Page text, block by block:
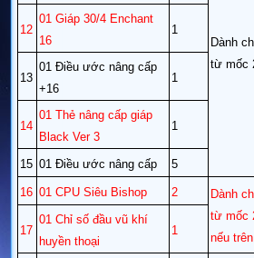
Dành
từ mốc
12
01 Giáp 30/4 Enchant
16
1
13
01 Điều ước nâng cấp
+16
1
14
01 Thẻ nâng cấp giáp
Black Ver 3
1
15 01 Điều ước nâng cấp 5
16 01 CPU Siêu Bishop 2
Dành
từ mốc
nếu
17
01 Chỉ số đầu vũ khí
huyền thoại
1